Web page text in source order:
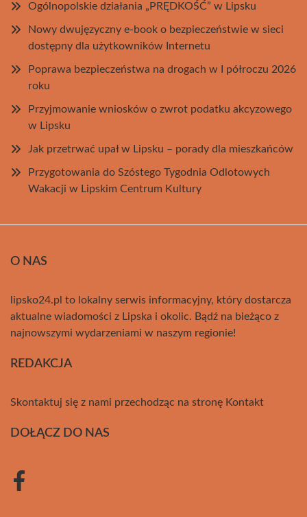
Ogólnopolskie działania „PRĘDKOŚĆ” w Lipsku
Nowy dwujęzyczny e-book o bezpieczeństwie w sieci
dostępny dla użytkowników Internetu
Poprawa bezpieczeństwa na drogach w I półroczu 2026
roku
Przyjmowanie wniosków o zwrot podatku akcyzowego
w Lipsku
Jak przetrwać upał w Lipsku – porady dla mieszkańców
Przygotowania do Szóstego Tygodnia Odlotowych
Wakacji w Lipskim Centrum Kultury
O NAS
lipsko24.pl to lokalny serwis informacyjny, który dostarcza
aktualne wiadomości z Lipska i okolic. Bądź na bieżąco z
najnowszymi wydarzeniami w naszym regionie!
REDAKCJA
Skontaktuj się z nami przechodząc na stronę Kontakt
DOŁĄCZ DO NAS